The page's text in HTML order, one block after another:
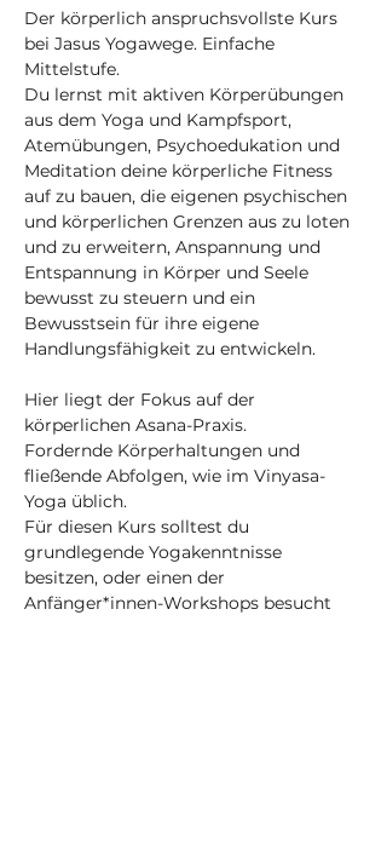
Der körperlich anspruchsvollste Kurs
bei Jasus Yogawege. Einfache
Mittelstufe.
Du lernst mit aktiven Körperübungen
aus dem Yoga und Kampfsport,
Atemübungen, Psychoedukation und
Meditation deine körperliche Fitness
auf zu bauen, die eigenen psychischen
und körperlichen Grenzen aus zu loten
und zu erweitern, Anspannung und
Entspannung in Körper und Seele
bewusst zu steuern und ein
Bewusstsein für ihre eigene
Handlungsfähigkeit zu entwickeln.
Hier liegt der Fokus auf der
körperlichen Asana-Praxis.
Fordernde Körperhaltungen und
fließende Abfolgen, wie im Vinyasa-
Yoga üblich.
Für diesen Kurs solltest du
grundlegende Yogakenntnisse
besitzen, oder einen der
Anfänger*innen-Workshops besucht